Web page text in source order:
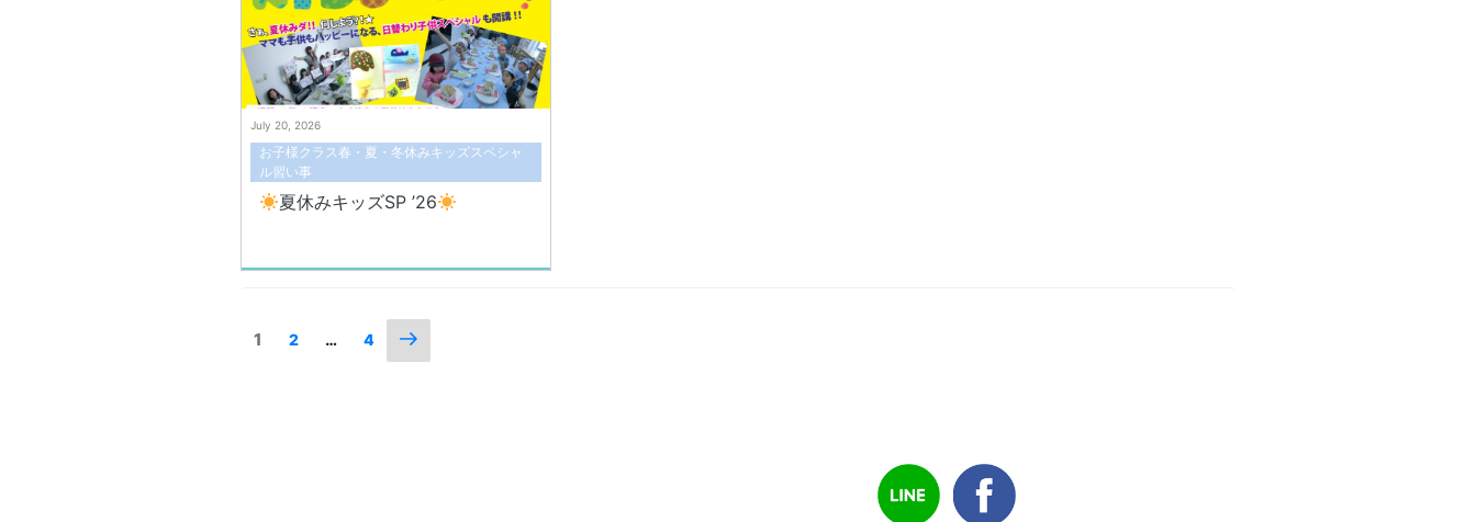
July 20, 2026
お子様クラス春・夏・冬休みキッズスペシャ
ル習い事
夏休みキッズSP ’26
Posts
Page
1 Page
2 … Page
4
Next
page